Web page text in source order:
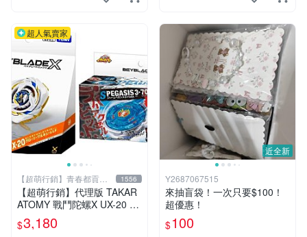
超人氣賣家
【超萌行銷】青春都貢獻
給玩具了
1556
【超萌行銷】代理版 TAKAR
ATOMY 戰鬥陀螺X UX-20 榮
耀女武神 LF & BX-00 暴風天
馬3-70RA 附發射器 兩款合售
$3,180
近全新
Y2687067515
來抽盲袋！一次只要$100！
超優惠！
$100